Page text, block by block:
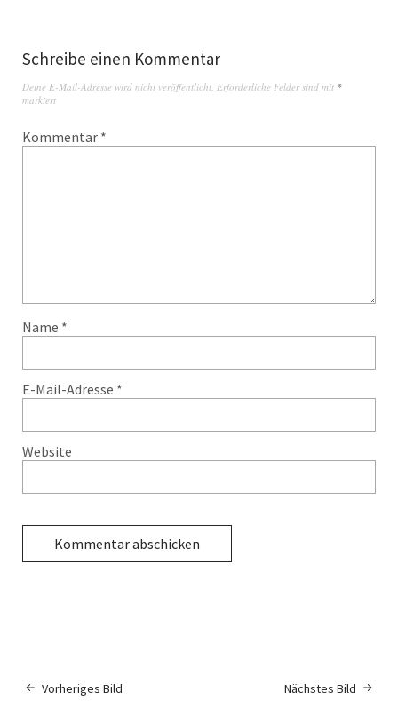
Schreibe einen Kommentar
Deine E-Mail-Adresse wird nicht veröffentlicht. Erforderliche Felder sind mit *
markiert
Kommentar *
Name *
E-Mail-Adresse *
Website
Nächstes Bild
Vorheriges Bild